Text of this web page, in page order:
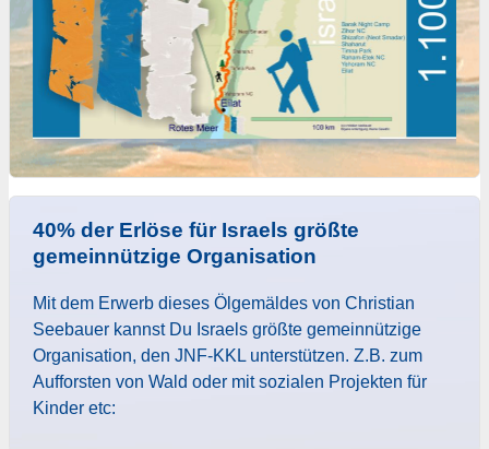
40% der Erlöse für Israels größte
gemeinnützige Organisation
Mit dem Erwerb dieses Ölgemäldes von Christian
Seebauer kannst Du Israels größte gemeinnützige
Organisation, den JNF-KKL unterstützen. Z.B. zum
Aufforsten von Wald oder mit sozialen Projekten für
Kinder etc: